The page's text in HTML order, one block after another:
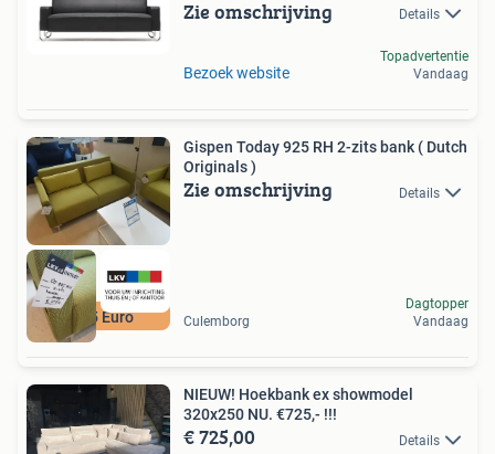
Zie omschrijving Details
Bezoek website
Topadvertentie
Vandaag
2175 Euro
Gispen Today 925 RH 2-zits bank ( Dutch
Originals )
Zie omschrijving Details
Culemborg
Dagtopper
Vandaag
NIEUW! Hoekbank ex showmodel
320x250 NU. €725,- !!!
€ 725,00 Details